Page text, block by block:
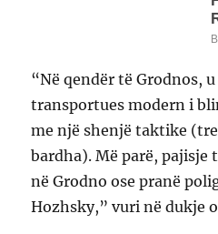
“Në qendër të Grodnos,
transportues modern i
me një shenjë taktike
bardha). Më parë, pajisje
në Grodno ose pranë
Hozhsky,” vuri në dukje